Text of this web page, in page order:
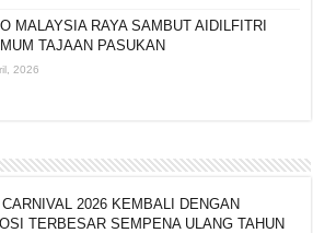
MALAYSIA RAYA SAMBUT AIDILFITRI
TAJAAN PASUKAN
2026
2026 KEMBALI DENGAN
TERBESAR SEMPENA ULANG TAHUN